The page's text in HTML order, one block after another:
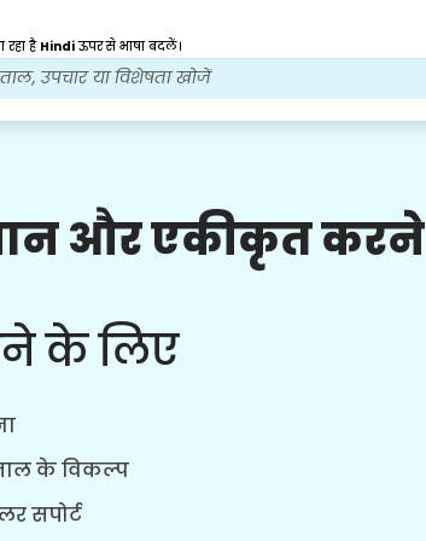
रहा है Hindiऊपर से भाषा बदलें।
और एकीकृत करने
के लिए
के विकल्प
सपोर्ट